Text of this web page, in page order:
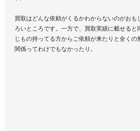
買取はどんな依頼がくるかわからないのがおも
ろいところです。一方で、買取実績に載せると
じもの持ってる方からご依頼が来たりと全くの
関係ってわけでもなかったり。